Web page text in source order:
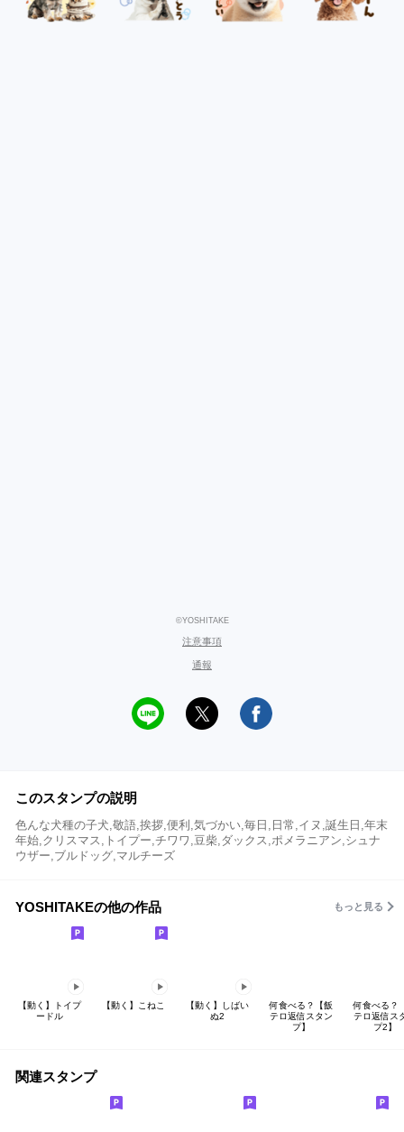
©YOSHITAKE
注意事項
通報
このスタンプの説明
色んな犬種の子犬,敬語,挨拶,便利,気づかい,毎日,日常,イヌ,誕生日,年末
年始,クリスマス,トイプー,チワワ,豆柴,ダックス,ポメラニアン,シュナ
ウザー,ブルドッグ,マルチーズ
YOSHITAKEの他の作品 もっと見る
【動く】トイプ
ードル
【動く】こねこ
【動く】しばい
ぬ2
何食べる？【飯
テロ返信スタン
プ】
何食べる？
テロ返信ス
プ2】
関連スタンプ